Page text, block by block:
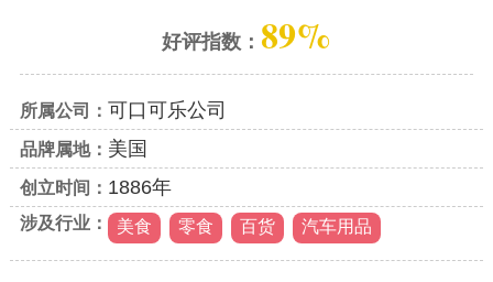
好评指数： 89%
所属公司： 可口可乐公司
品牌属地： 美国
创立时间： 1886年
涉及行业： 美食 零食 百货 汽车用品